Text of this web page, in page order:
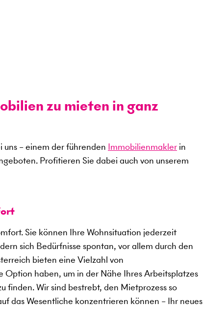
zu mieten in ganz
– einem der führenden Immobilienmakler in
Profitieren Sie dabei auch von unserem
Sie können Ihre Wohnsituation jederzeit
sich Bedürfnisse spontan, vor allem durch den
bieten eine Vielzahl von
Option haben, um in der Nähe Ihres Arbeitsplatzes
finden. Wir sind bestrebt, den Mietprozess so
das Wesentliche konzentrieren können – Ihr neues